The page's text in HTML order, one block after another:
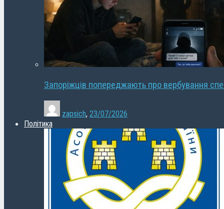
Запоріжців попереджають про вербування
zapsich, 23/07/2026
Політика